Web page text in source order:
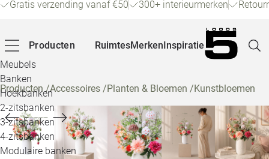
Gratis verzending vanaf €50 300+ interieurmerken
Producten
Meubels
Banken
Hoekbanken
2-zitsbanken
3-zitsbanken
4-zitsbanken
Modulaire banken
RuimtesMerkenInspiratie
Producten/Accessoires /Planten & Bloemen /Kunstbloemen